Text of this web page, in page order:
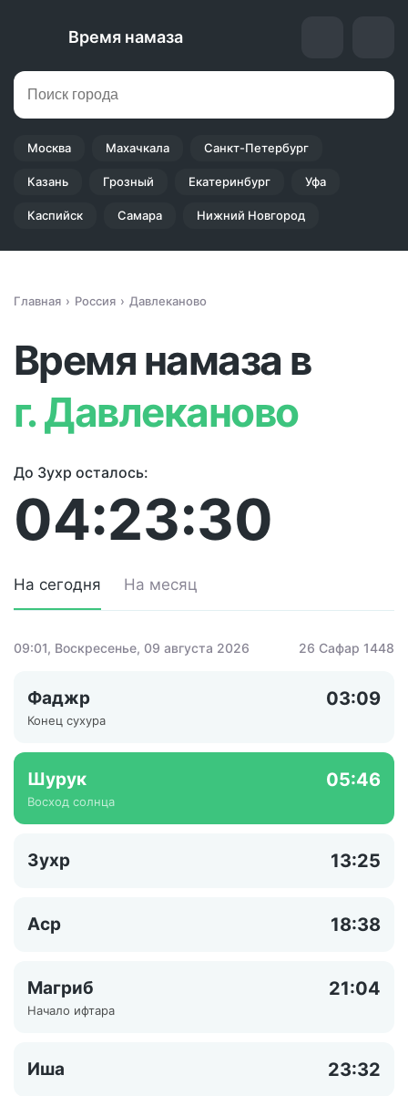
Время намаза
Москва Махачкала Санкт-Петербург
Казань Грозный Екатеринбург Уфа
Каспийск Самара Нижний Новгород
Главная Россия Давлеканово
Время намаза в
г. Давлеканово
До Зухр осталось:
04:23:30
На сегодня На месяц
09:01, Воскресенье, 09 августа 2026 26 Сафар 1448
Фаджр 03:09
Конец сухура
Шурук 05:46
Восход солнца
Зухр 13:25
Аср 18:38
Магриб 21:04
Начало ифтара
Иша 23:32